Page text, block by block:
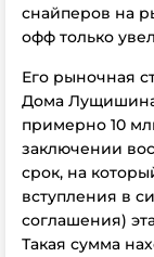
снайперов на
офф только
Его рыночная
Дома
примерно 10
заключении
срок, на
вступления в
соглашения)
Такая сумма